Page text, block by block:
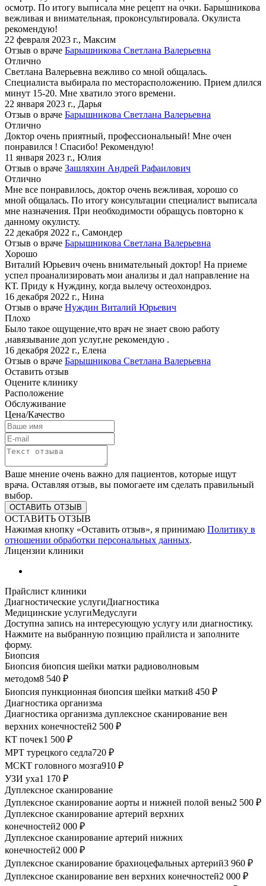
осмотр. По итогу выписала мне рецепт на очки. Барышникова
вежливая и внимательная, проконсультировала. Окулиста
рекомендую!
22 февраля 2023 г., Максим
Отзыв о враче Барышникова Светлана Валерьевна
Отлично
Светлана Валерьевна вежливо со мной общалась.
Специалиста выбирала по месторасположению. Прием длился
минут 15-20. Мне хватило этого времени.
22 января 2023 г., Дарья
Отзыв о враче Барышникова Светлана Валерьевна
Отлично
Доктор очень приятный, профессиональный! Мне очен
понравился ! Спасибо! Рекомендую!
11 января 2023 г., Юлия
Отзыв о враче Зашляхин Андрей Рафаилович
Отлично
Мне все понравилось, доктор очень вежливая, хорошо со
мной общалась. По итогу консультации специалист выписала
мне назначения. При необходимости обращусь повторно к
данному окулисту.
22 декабря 2022 г., Самондер
Отзыв о враче Барышникова Светлана Валерьевна
Хорошо
Виталий Юрьевич очень внимательный доктор! На приеме
успел проанализировать мои анализы и дал направление на
КТ. Приду к Нуждину, когда вылечу остеохондроз.
16 декабря 2022 г., Нина
Отзыв о враче Нуждин Виталий Юрьевич
Плохо
Было такое ощущение,что врач не знает свою работу
,навязывание доп услуг,не рекомендую .
16 декабря 2022 г., Елена
Отзыв о враче Барышникова Светлана Валерьевна
Оставить отзыв
Оцените клинику
Расположение
Обслуживание
Цена/Качество
Ваше мнение очень важно для пациентов, которые ищут
врача. Оставляя отзыв, вы помогаете им сделать правильный
выбор.
ОСТАВИТЬ ОТЗЫВ
Нажимая кнопку «Оставить отзыв», я принимаю Политику в
отношении обработки персональных данных.
Лицензии клиники
Прайслист клиники
Диагностические услугиДиагностика
Медицинские услугиМедуслуги
Доступна запись на интересующую услугу или диагностику.
Нажмите на выбранную позицию прайлиста и заполните
форму.
Биопсия
Биопсия биопсия шейки матки радиоволновым
методом8 540 ₽
Биопсия пункционная биопсия шейки матки8 450 ₽
Диагностика организма
Диагностика организма дуплексное сканирование вен
верхних конечностей2 500 ₽
КТ почек1 500 ₽
МРТ турецкого седла720 ₽
МСКТ головного мозга910 ₽
УЗИ уха1 170 ₽
Дуплексное сканирование
Дуплексное сканирование аорты и нижней полой вены2 500 ₽
Дуплексное сканирование артерий верхних
конечностей2 000 ₽
Дуплексное сканирование артерий нижних
конечностей2 000 ₽
Дуплексное сканирование брахиоцефальных артерий3 960 ₽
Дуплексное сканирование вен верхних конечностей2 000 ₽